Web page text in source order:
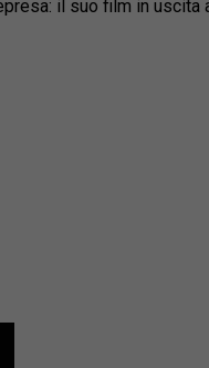
il suo film in uscita